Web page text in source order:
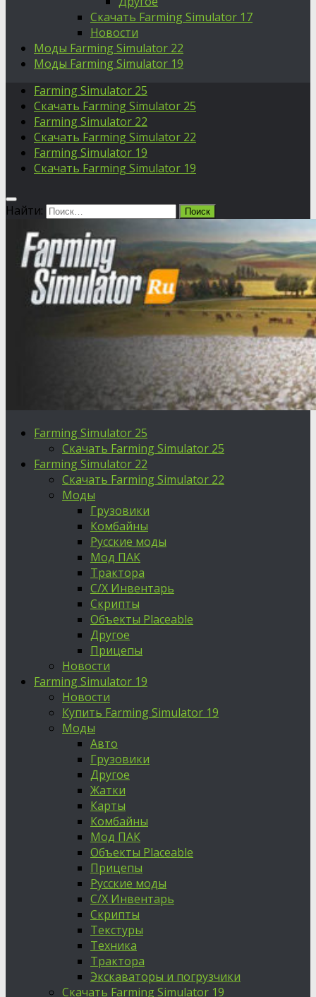
Скачать Farming Simulator 17
Новости
Моды Farming Simulator 22
Моды Farming Simulator 19
Farming Simulator 25
Скачать Farming Simulator 25
Farming Simulator 22
Скачать Farming Simulator 22
Farming Simulator 19
Скачать Farming Simulator 19
Найти:
Farming Simulator 25
Скачать Farming Simulator 25
Farming Simulator 22
Скачать Farming Simulator 22
Моды
Грузовики
Комбайны
Русские моды
Мод ПАК
Трактора
С/Х Инвентарь
Скрипты
Объекты Placeable
Другое
Прицепы
Новости
Farming Simulator 19
Новости
Купить Farming Simulator 19
Моды
Авто
Грузовики
Другое
Жатки
Карты
Комбайны
Мод ПАК
Объекты Placeable
Прицепы
Русские моды
С/Х Инвентарь
Скрипты
Текстуры
Техника
Трактора
Экскаваторы и погрузчики
Скачать Farming Simulator 19